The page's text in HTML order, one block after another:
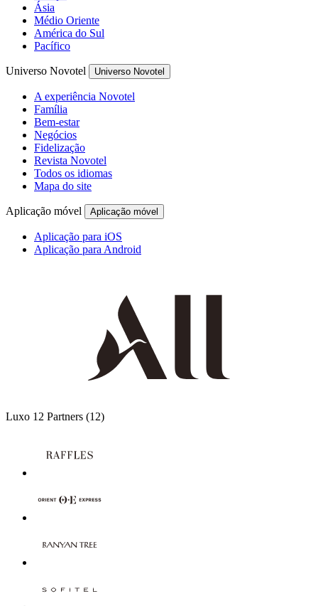
Ásia
Médio Oriente
América do Sul
Pacífico
Universo Novotel Universo Novotel
A experiência Novotel
Família
Bem-estar
Negócios
Fidelização
Revista Novotel
Todos os idiomas
Mapa do site
Aplicação móvel Aplicação móvel
Aplicação para iOS
Aplicação para Android
Luxo 12 Partners (12)